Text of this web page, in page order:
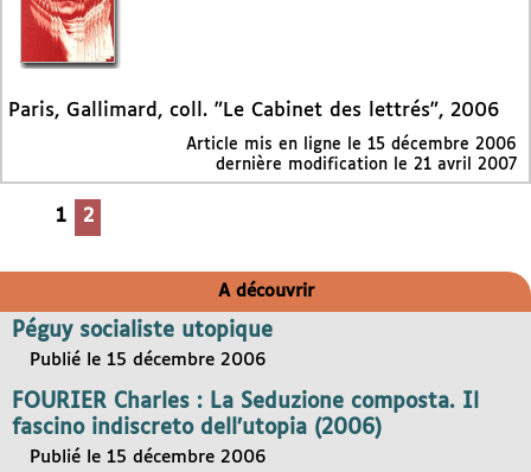
Paris, Gallimard, coll. "Le Cabinet des lettrés", 2006
Article mis en ligne le 15 décembre 2006
dernière modification le 21 avril 2007
1 2
A découvrir
Péguy socialiste utopique
Publié le 15 décembre 2006
FOURIER Charles : La Seduzione composta. Il
fascino indiscreto dell’utopia (2006)
Publié le 15 décembre 2006